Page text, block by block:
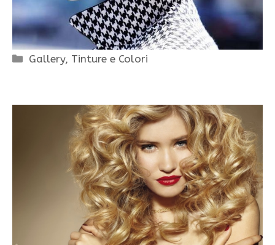
Categorie
Gallery, Tinture e Colori